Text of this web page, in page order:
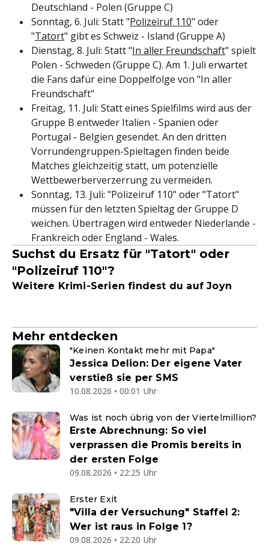
Deutschland - Polen (Gruppe C)
Sonntag, 6. Juli: Statt "Polizeiruf 110" oder
"Tatort" gibt es Schweiz - Island (Gruppe A)
Dienstag, 8. Juli: Statt "In aller Freundschaft" spielt
Polen - Schweden (Gruppe C). Am 1. Juli erwartet
die Fans dafür eine Doppelfolge von "In aller
Freundschaft"
Freitag, 11. Juli: Statt eines Spielfilms wird aus der
Gruppe B entweder Italien - Spanien oder
Portugal - Belgien gesendet. An den dritten
Vorrundengruppen-Spieltagen finden beide
Matches gleichzeitig statt, um potenzielle
Wettbewerberverzerrung zu vermeiden.
Sonntag, 13. Juli: "Polizeiruf 110" oder "Tatort"
müssen für den letzten Spieltag der Gruppe D
weichen. Übertragen wird entweder Niederlande -
Frankreich oder England - Wales.
Suchst du Ersatz für "Tatort" oder
"Polizeiruf 110"?
Weitere Krimi-Serien findest du auf Joyn
Mehr entdecken
"Keinen Kontakt mehr mit Papa"
Jessica Delion: Der eigene Vater
verstieß sie per SMS
10.08.2026 • 00:01 Uhr
Was ist noch übrig von der Viertelmillion?
Erste Abrechnung: So viel
verprassen die Promis bereits in
der ersten Folge
09.08.2026 • 22:25 Uhr
Erster Exit
"Villa der Versuchung" Staffel 2:
Wer ist raus in Folge 1?
09.08.2026 • 22:20 Uhr